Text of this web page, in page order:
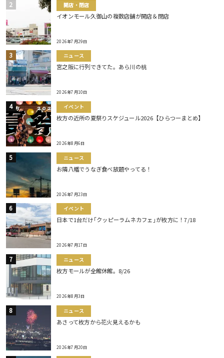
開店・閉店
イオンモール久御山の複数店舗が開店＆閉店
2026年7月29日
ニュース
宮之阪に行列できてた。あら川の桃
2026年7月10日
イベント
枚方の近所の夏祭りスケジュール2026【ひらつーまとめ】
2026年8月6日
ニュース
お隣八幡でうなぎ食べ放題やってる！
2026年7月23日
イベント
日本で1台だけ｢クッピーラムネカフェ｣が枚方に！7/18
2026年7月17日
ニュース
枚方モールが全館休館。8/26
2026年8月3日
ニュース
あさって枚方から花火見えるかも
2026年7月20日